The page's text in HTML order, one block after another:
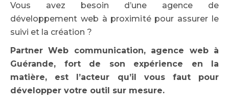
Vous avez besoin d’une agence de
développement web à proximité pour assurer le
suivi et la création ?
Partner Web communication, agence web à
Guérande, fort de son expérience en la
matière, est l’acteur qu’il vous faut pour
développer votre outil sur mesure.